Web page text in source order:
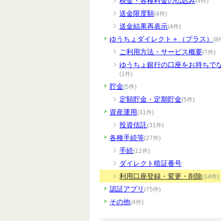
送金限度額(4件)
送金結果再表示(4件)
ゆうちょダイレクト＋（プラス） (8
ご利用方法・サービス概要(7件)
ゆうちょ銀行の口座をお持ちで
(1件)
貯金(5件)
定額貯金・定期貯金(5件)
資産運用(31件)
投資信託(31件)
各種手続等(27件)
手続(11件)
ダイレクト暗証番号
利用口座登録・変更・削除(14件)
認証アプリ (75件)
その他(4件)